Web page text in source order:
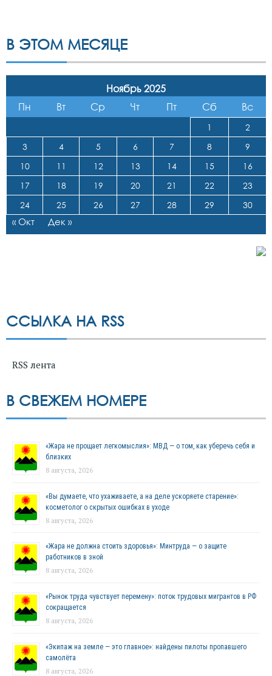
В ЭТОМ МЕСЯЦЕ
Ноябрь 2025
Пн
Вт Ср Чт Пт Сб Вс
1
2
3
4 5 6 7 8
9
10
11 12 13 14 15
16
17
18 19 20 21 22
23
24
25 26 27 28 29 30
« Окт Дек »
ССЫЛКА НА RSS
RSS лента
В СВЕЖЕМ НОМЕРЕ
«Жара не прощает легкомыслия»: МВД — о том, как уберечь себя и
близких
8 августа, 2026
«Вы думаете, что ухаживаете, а на деле ускоряете старение»:
косметолог о скрытых ошибках в уходе
8 августа, 2026
«Жара не должна стоить здоровья»: Минтруда — о защите
работников в зной
8 августа, 2026
«Рынок труда чувствует перемену»: поток трудовых мигрантов в РФ
сокращается
8 августа, 2026
«Экипаж на земле — это главное»: найдены пилоты пропавшего
самолёта
8 августа, 2026